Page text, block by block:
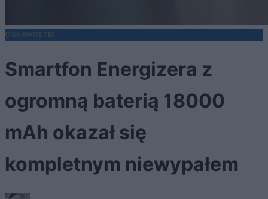
CIEKAWOSTKI
Smartfon Energizera z
ogromną baterią 18000
mAh okazał się
kompletnym niewypałem